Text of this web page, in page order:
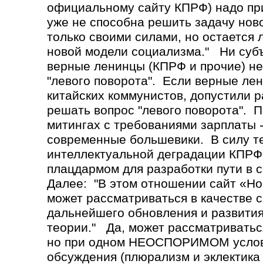
официальному сайту КПРФ) надо
уже не способна решить задачу
только своими силами, но
новой модели социализма." Ни
верные ленинцы (КПРФ и прочие)
"левого поворота". Если верные
китайских коммунистов, допустили
решать вопрос "левого поворота".
митингах с требованиями зарплаты
современные большевики. В силу
интеллектуальной деградации
плацдармом для разработки пути в
Далее: "В этом отношении сайт
может рассматриваться в качестве
дальнейшего обновления и
теории." Да, может
но при одном НЕОСПОРИМОМ
обсуждения (плюрализм и